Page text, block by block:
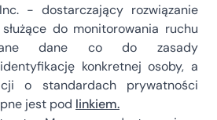
- dostarczający rozwiązanie
do monitorowania ruchu
dane co do zasady
konkretnej osoby, a
o standardach prywatności
jest pod linkiem.